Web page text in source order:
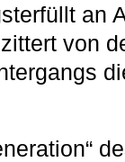
an
von